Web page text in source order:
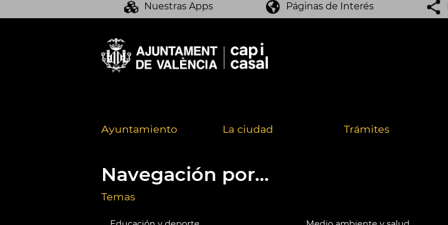
Nuestras Apps Páginas de Interés
Ayuntamiento La ciudad Trámites
Navegación por...
Temas